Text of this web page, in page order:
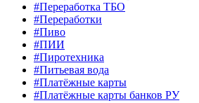
#Переработка ТБО
#Переработки
#Пиво
#ПИИ
#Пиротехника
#Питьевая вода
#Платёжные карты
#Платёжные карты банков РУ